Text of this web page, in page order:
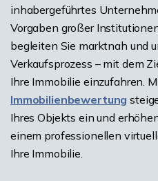
inhabergeführtes
Vorgaben großer
begleiten Sie marktnah und
Verkaufsprozess – mit dem
Ihre Immobilie einzufahren.
Immobilienbewertung
Ihres Objekts ein und
einem professionellen
Ihre Immobilie.